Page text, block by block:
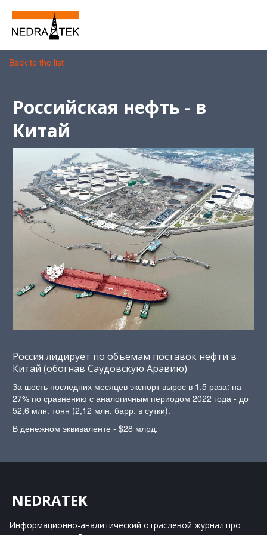
Back to the list
Российская нефть - в
Китай
Россия лидирует по объемам поставок нефти в
Китай (обогнав Саудовскую Аравию)
За шесть последних месяцев экспорт вырос в 1,5 раза: на
27% по сравнению с аналогичным периодом 2022 года - до
52,6 млн. тонн (2,12 млн. барр. в сутки).
В денежном эквиваленте - $28 млрд.
NEDRATEK
Информационно-аналитический отраслевой журнал про